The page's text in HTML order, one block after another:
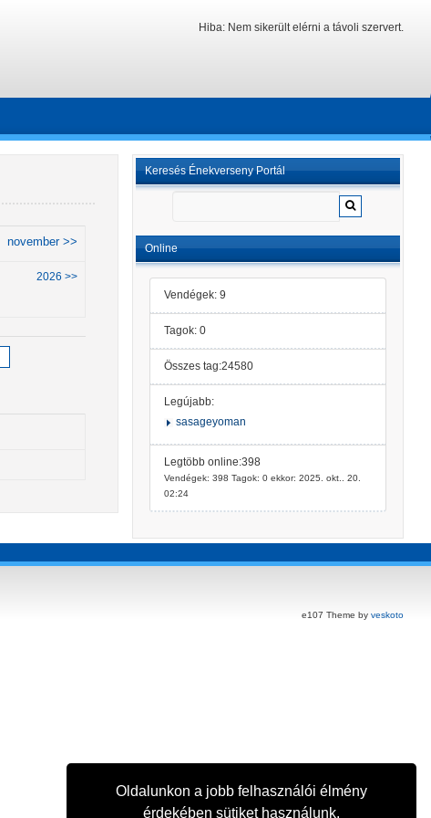
Oldalunkon a jobb felhasználói élmény
érdekében sütiket használunk.
Hiba: Nem sikerült elérni a távoli szervert.
Keresés Énekverseny Portál
Online
Vendégek: 9
Tagok: 0
Összes tag:24580
Legújabb:
sasageyoman
Legtöbb online:398
Vendégek: 398 Tagok: 0 ekkor: 2025. okt.. 20.
02:24
november >>
2026 >>
e107 Theme by veskoto